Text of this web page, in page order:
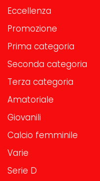
Eccellenza
Promozione
Prima categoria
Seconda categoria
Terza categoria
Amatoriale
Giovanili
Calcio femminile
Varie
Serie D